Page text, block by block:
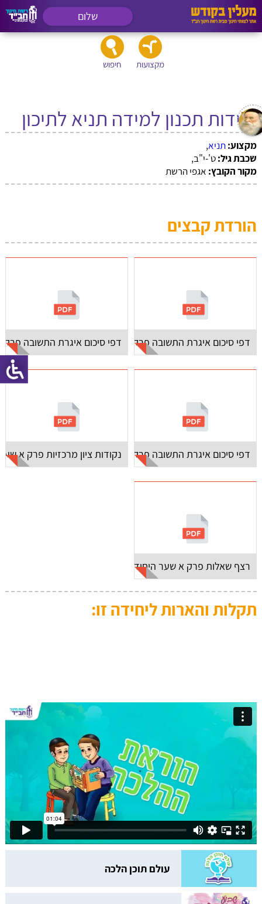
שלום
מקצועות חיפוש
יחידות תכנון למידה תניא לתיכון
מקצוע:תניא,
שכבת גיל:ט'-י"ב,
מקור הקובץ: אגפי הרשת
הורדת קבצים
דפי סיכום איגרת התשובה פרק ז דפי סיכום איגרת התשובה פרק
דפי סיכום איגרת התשובה פרקים ב'-כ"אנקודות ציון מרכזיות פרק א
רצף שאלות פרק א שער היחוד והאמונה
תקלות והארות ליחידה זו:
עולם תוכן הלכה